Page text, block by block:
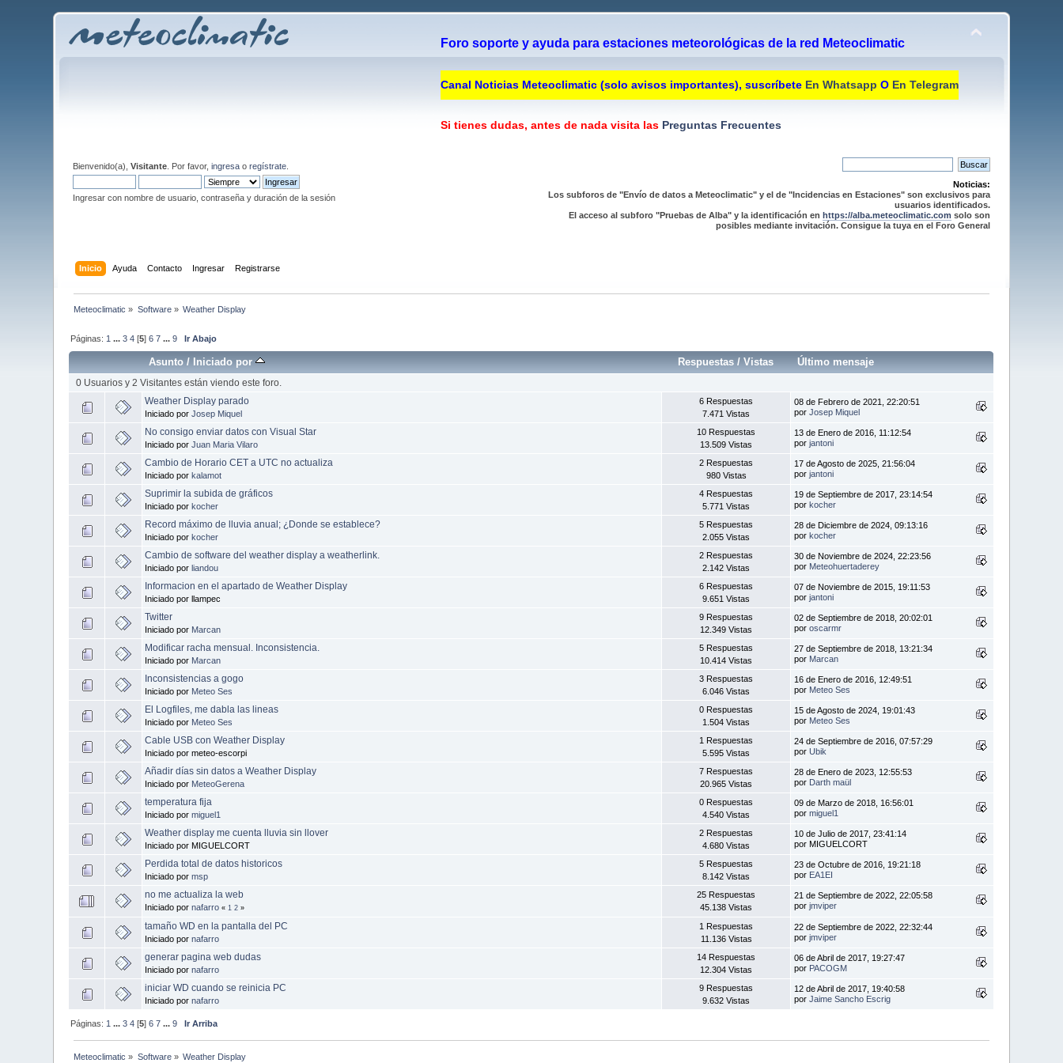
Foro soporte y ayuda para estaciones meteorológicas de la red Meteoclimatic
Canal Noticias Meteoclimatic (solo avisos importantes), suscríbete En Whatsapp O En Telegram
Si tienes dudas, antes de nada visita lasPreguntas Frecuentes
Bienvenido(a),Visitante . Por favor,ingresa oregístrate
Ingresar con nombre de usuario, contraseña y duración de la sesión
Noticias:
Los subforos de "Envío de datos a Meteoclimatic" y el de "Incidencias en Estaciones" son exclusivos para
usuarios identificados.
El acceso al subforo "Pruebas de Alba" y la identificación en https://alba.meteoclimatic.com solo son
posibles mediante invitación. Consigue la tuya en el Foro General
Inicio Ayuda Contacto Ingresar Registrarse
Meteoclimatic » Software» Weather Display
Páginas: 1 ...3 4 [5]6 7 ...9 Ir Abajo
Asunto /Iniciado por Respuestas /Vistas Último mensaje
0 Usuarios y 2 Visitantes están viendo este foro.
Weather Display parado
Iniciado porJosep Miquel
6 Respuestas
7.471 Vistas
08 de Febrero de 2021, 22:20:51
porJosep Miquel
No consigo enviar datos con Visual Star
Iniciado porJuan Maria Vilaro
10 Respuestas
13.509 Vistas
13 de Enero de 2016, 11:12:54
porjantoni
Cambio de Horario CET a UTC no actualiza
Iniciado porkalamot
2 Respuestas
980 Vistas
17 de Agosto de 2025, 21:56:04
porjantoni
Suprimir la subida de gráficos
Iniciado porkocher
4 Respuestas
5.771 Vistas
19 de Septiembre de 2017, 23:14:54
porkocher
Record máximo de lluvia anual; ¿Donde se establece?
Iniciado porkocher
5 Respuestas
2.055 Vistas
28 de Diciembre de 2024, 09:13:16
porkocher
Cambio de software del weather display a weatherlink.
Iniciado porliandou
2 Respuestas
2.142 Vistas
30 de Noviembre de 2024, 22:23:56
por Meteohuertaderey
Informacion en el apartado de Weather Display
Iniciado por llampec
6 Respuestas
9.651 Vistas
07 de Noviembre de 2015, 19:11:53
porjantoni
Twitter
Iniciado por Marcan
9 Respuestas
12.349 Vistas
02 de Septiembre de 2018, 20:02:01
poroscarmr
Modificar racha mensual. Inconsistencia.
Iniciado por Marcan
5 Respuestas
10.414 Vistas
27 de Septiembre de 2018, 13:21:34
por Marcan
Inconsistencias a gogo
Iniciado por Meteo Ses
3 Respuestas
6.046 Vistas
16 de Enero de 2016, 12:49:51
por Meteo Ses
El Logfiles, me dabla las lineas
Iniciado por Meteo Ses
0 Respuestas
1.504 Vistas
15 de Agosto de 2024, 19:01:43
por Meteo Ses
Cable USB con Weather Display
Iniciado por meteo-escorpi
1 Respuestas
5.595 Vistas
24 de Septiembre de 2016, 07:57:29
porUbik
Añadir días sin datos a Weather Display
Iniciado por MeteoGerena
7 Respuestas
20.965 Vistas
28 de Enero de 2023, 12:55:53
por Darth maül
temperatura fija
Iniciado pormiguel1
0 Respuestas
4.540 Vistas
09 de Marzo de 2018, 16:56:01
pormiguel1
Weather display me cuenta lluvia sin llover
Iniciado por MIGUELCORT
2 Respuestas
4.680 Vistas
10 de Julio de 2017, 23:41:14
por MIGUELCORT
Perdida total de datos historicos
Iniciado pormsp
5 Respuestas
8.142 Vistas
23 de Octubre de 2016, 19:21:18
por EA1EI
no me actualiza la web
Iniciado pornafarro « 1 2 »
25 Respuestas
45.138 Vistas
21 de Septiembre de 2022, 22:05:58
porjmviper
tamaño WD en la pantalla del PC
Iniciado pornafarro
1 Respuestas
11.136 Vistas
22 de Septiembre de 2022, 22:32:44
porjmviper
generar pagina web dudas
Iniciado pornafarro
14 Respuestas
12.304 Vistas
06 de Abril de 2017, 19:27:47
por PACOGM
iniciar WD cuando se reinicia PC
Iniciado pornafarro
9 Respuestas
9.632 Vistas
12 de Abril de 2017, 19:40:58
porJaime Sancho Escrig
Páginas: 1 ...3 4 [5]6 7 ...9 Ir Arriba
Meteoclimatic » Software» Weather Display